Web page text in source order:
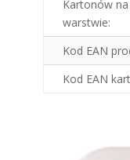
Kartonów na
warstwie:
Kod EAN
Kod EAN